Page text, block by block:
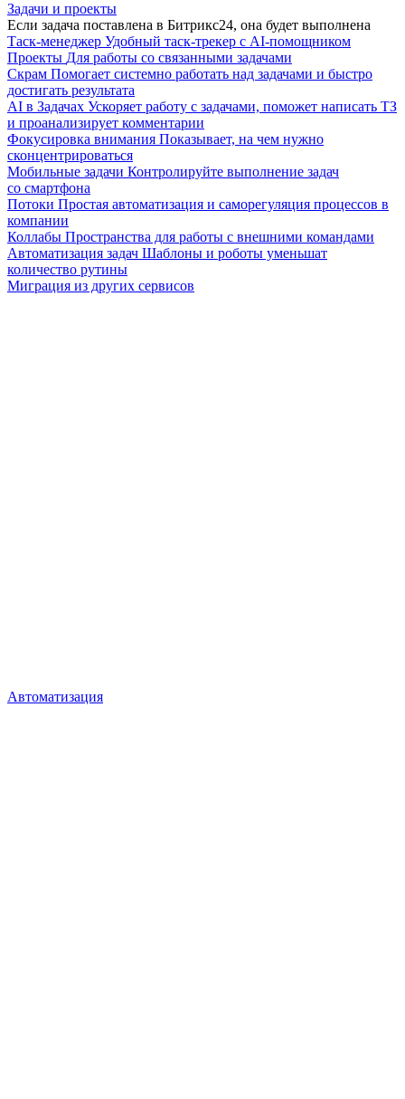
Задачи и проекты
Если задача поставлена в Битрикс24, она будет выполнена
Таск-менеджер Удобный таск-трекер с AI-помощником
Проекты Для работы со связанными задачами
Скрам Помогает системно работать над задачами и быстро
достигать результата
AI в Задачах Ускоряет работу с задачами, поможет написать ТЗ
и проанализирует комментарии
Фокусировка внимания Показывает, на чем нужно
сконцентрироваться
Мобильные задачи Контролируйте выполнение задач
со смартфона
Потоки Простая автоматизация и саморегуляция процессов в
компании
Коллабы Пространства для работы с внешними командами
Автоматизация задач Шаблоны и роботы уменьшат
количество рутины
Миграция из других сервисов
Автоматизация